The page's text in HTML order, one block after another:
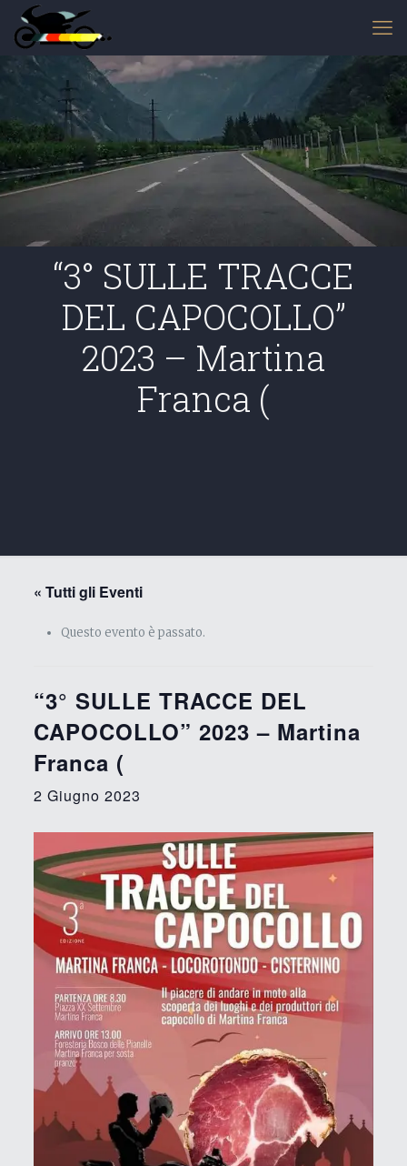
“3° SULLE TRACCE
DEL CAPOCOLLO”
2023 – Martina
Franca (
« Tutti gli Eventi
Questo evento è passato.
“3° SULLE TRACCE DEL
CAPOCOLLO” 2023 – Martina
Franca (
2 Giugno 2023